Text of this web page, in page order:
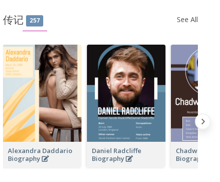
传记 257 See All
Alexandra Daddario
Biography
Daniel Radcliffe
Biography
Chadwick
Biography